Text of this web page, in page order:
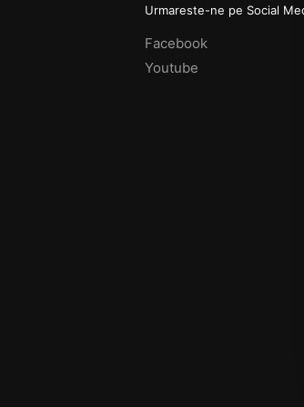
Urmareste-ne pe Social
Facebook
Youtube